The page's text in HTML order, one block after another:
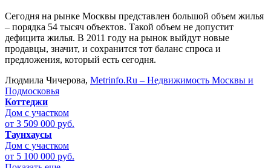
Сегодня на рынке Москвы представлен большой объем жилья
– порядка 54 тысяч объектов. Такой объем не допустит
дефицита жилья. В 2011 году на рынок выйдут новые
продавцы, значит, и сохранится тот баланс спроса и
предложения, который есть сегодня.
Людмила Чичерова, Metrinfo.Ru – Недвижимость Москвы и
Подмосковья
Коттеджи
Дом с участком
от 3 509 000 руб.
Таунхаусы
Дом с участком
от 5 100 000 руб.